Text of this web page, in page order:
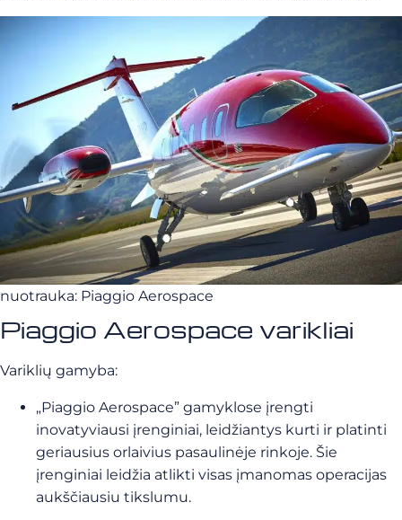
nuotrauka: Piaggio Aerospace
Piaggio Aerospace varikliai
Variklių gamyba:
„Piaggio Aerospace” gamyklose įrengti
inovatyviausi įrenginiai, leidžiantys kurti ir platinti
geriausius orlaivius pasaulinėje rinkoje. Šie
įrenginiai leidžia atlikti visas įmanomas operacijas
aukščiausiu tikslumu.